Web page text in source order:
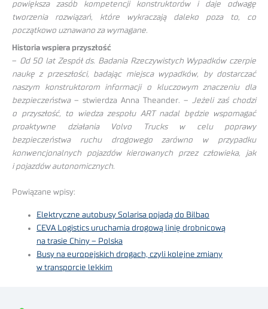
powiększa zasób kompetencji konstruktorów i daje odwagę
tworzenia rozwiązań, które wykraczają daleko poza to, co
początkowo uznawano za wymagane.
Historia wspiera przyszłość
– Od 50 lat Zespół ds. Badania Rzeczywistych Wypadków czerpie
naukę z przeszłości, badając miejsca wypadków, by dostarczać
naszym konstruktorom informacji o kluczowym znaczeniu dla
bezpieczeństwa– stwierdza Anna Theander. – Jeżeli zaś chodzi
o przyszłość, to wiedza zespołu ART nadal będzie wspomagać
proaktywne działania Volvo Trucks w celu poprawy
bezpieczeństwa ruchu drogowego zarówno w przypadku
konwencjonalnych pojazdów kierowanych przez człowieka, jak
i pojazdów autonomicznych.
Powiązane wpisy:
Elektryczne autobusy Solarisa pojadą do Bilbao
CEVA Logistics uruchamia drogową linię drobnicową
na trasie Chiny – Polska
Busy na europejskich drogach, czyli kolejne zmiany
w transporcie lekkim